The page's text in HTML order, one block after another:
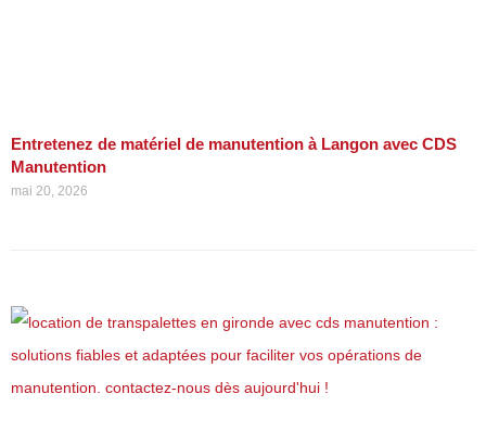
Entretenez de matériel de manutention à Langon avec CDS
Manutention
mai 20, 2026